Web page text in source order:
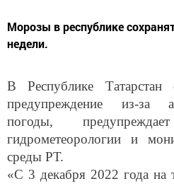
недели.
предупреждение из-за
погоды,
гидрометеорологии и
среды РТ.
«С 3 декабря 2022 года на
Татарстан установилась